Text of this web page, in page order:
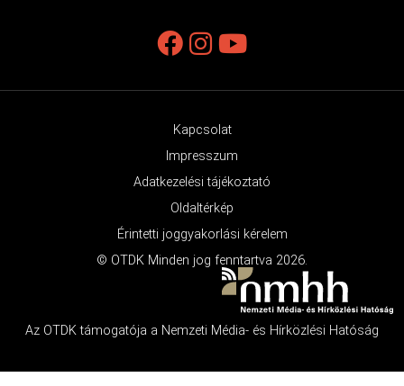
Kapcsolat
Impresszum
Adatkezelési tájékoztató
Oldaltérkép
Érintetti joggyakorlási kérelem
© OTDK Minden jog fenntartva 2026.
Az OTDK támogatója a Nemzeti Média- és Hírközlési Hatóság